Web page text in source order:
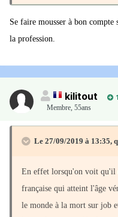
Se faire mousser à bon compte
la profession.
kilitout
Membre, 55ans
Le 27/09/2019 à 13:35,
En effet lorsqu'on voit qu'il
française qui atteint l'âge
le monde à la mort sur job